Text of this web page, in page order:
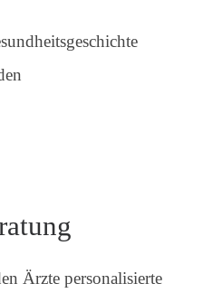
Ärzte personalisierte